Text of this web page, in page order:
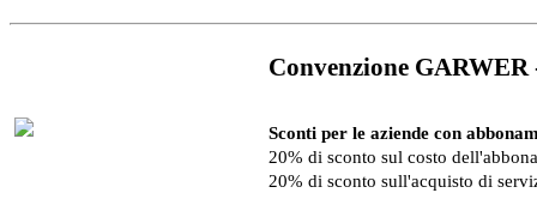
Convenzione
Sconti per le aziende con
20% di sconto sul costo
20% di sconto sull'acquisto di